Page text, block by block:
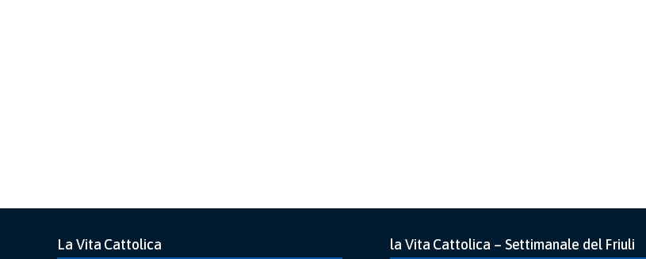
La Vita Cattolica la Vita Cattolica – Settimanale del Friuli